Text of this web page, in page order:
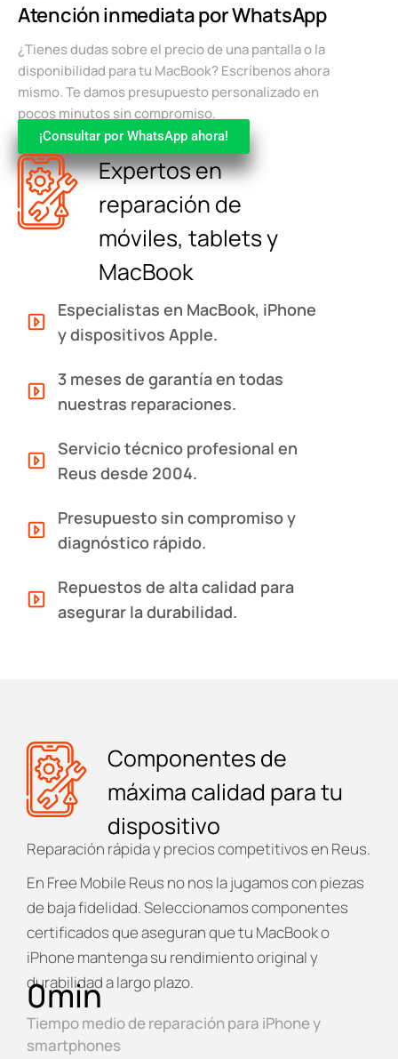
Atención inmediata por WhatsApp
¿Tienes dudas sobre el precio de una pantalla o la
disponibilidad para tu MacBook? Escríbenos ahora
mismo. Te damos presupuesto personalizado en
pocos minutos sin compromiso.
¡Consultar por WhatsApp ahora!
Expertos en
reparación de
móviles, tablets y
MacBook
Especialistas en MacBook, iPhone
y dispositivos Apple.
3 meses de garantía en todas
nuestras reparaciones.
Servicio técnico profesional en
Reus desde 2004.
Presupuesto sin compromiso y
diagnóstico rápido.
Repuestos de alta calidad para
asegurar la durabilidad.
Componentes de
máxima calidad para tu
dispositivo
Reparación rápida y precios competitivos en Reus.
En Free Mobile Reus no nos la jugamos con piezas
de baja fidelidad. Seleccionamos componentes
certificados que aseguran que tu MacBook o
iPhone mantenga su rendimiento original y
durabilidad a largo plazo.
Tiempo medio de reparación para iPhone y
smartphones
0min